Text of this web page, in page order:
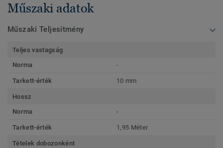
Műszaki adatok
Műszaki Teljesítmény
Teljes vastagság
Norma
-
Tarkett-érték 10 mm
Hossz
Norma
-
Tarkett-érték 1,95 Méter
Tételek dobozonként